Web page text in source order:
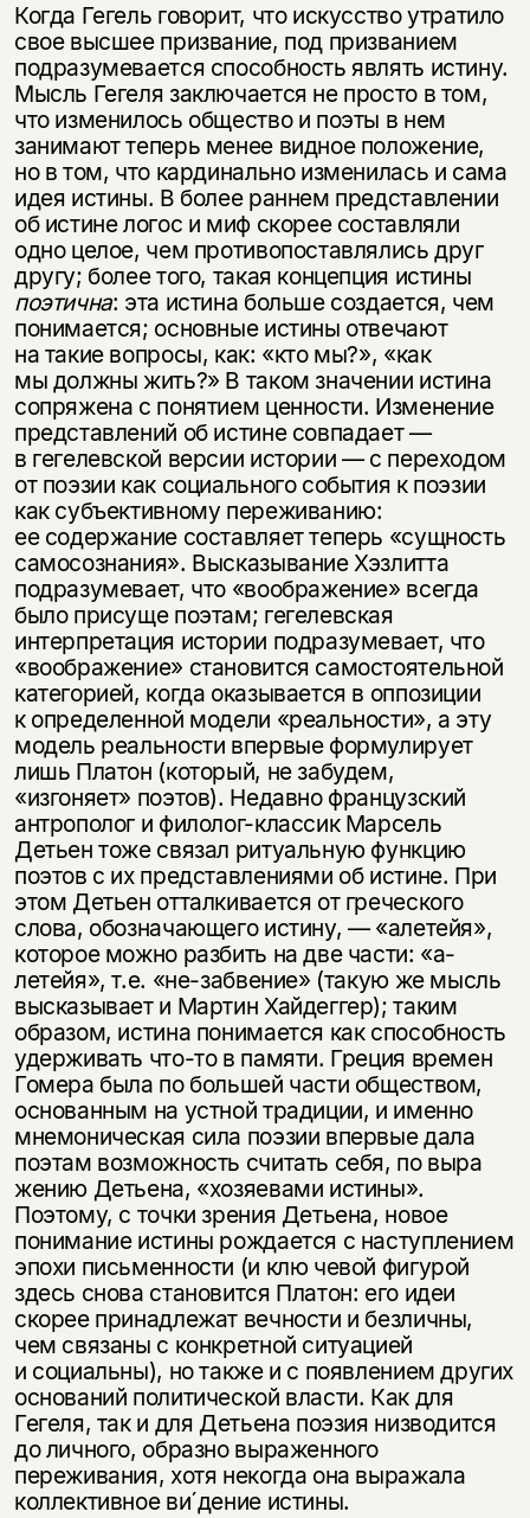
Когда Гегель говорит, что искусство утратило
свое высшее призвание, под призванием
подразумевается способность являть истину.
Мысль Гегеля заключается не просто в том,
что изменилось общество и поэты в нем
занимают теперь менее видное положение,
но в том, что кардинально изменилась и сама
идея истины. В более раннем представлении
об истине логос и миф скорее составляли
одно целое, чем противопоставлялись друг
другу; более того, такая концепция истины
поэтична: эта истина больше создается, чем
понимается; основные истины отвечают
на такие вопросы, как: «кто мы?», «как
мы должны жить?» В таком значении истина
сопряжена с понятием ценности. Изменение
представлений об истине совпадает —
в гегелевской версии истории — с переходом
от поэзии как социального события к поэзии
как субъективному переживанию:
ее содержание составляет теперь «сущность
самосознания». Высказывание Хэзлитта
подразумевает, что «воображение» всегда
было присуще поэтам; гегелевская
интерпретация истории подразумевает, что
«воображение» становится самостоятельной
категорией, когда оказывается в оппозиции
к определенной модели «реальности», а эту
модель реальности впервые формулирует
лишь Платон (который, не забудем,
«изгоняет» поэтов). Недавно французский
антрополог и филолог-классик Марсель
Детьен тоже связал ритуальную функцию
поэтов с их представлениями об истине. При
этом Детьен отталкивается от греческого
слова, обозначающего истину, — «алетейя»,
которое можно разбить на две части: «а-
летейя», т.е. «не-забвение» (такую же мысль
высказывает и Мартин Хайдеггер); таким
образом, истина понимается как способность
удерживать что-то в памяти. Греция времен
Гомера была по большей части обществом,
основанным на устной традиции, и именно
мнемоническая сила поэзии впервые дала
поэтам возможность считать себя, по выра
жению Детьена, «хозяевами истины».
Поэтому, с точки зрения Детьена, новое
понимание истины рождается с наступлением
эпохи письменности (и клю чевой фигурой
здесь снова становится Платон: его идеи
скорее принадлежат вечности и безличны,
чем связаны с конкретной ситуацией
и социальны), но также и с появлением других
оснований политической власти. Как для
Гегеля, так и для Детьена поэзия низводится
до личного, образно выраженного
переживания, хотя некогда она выражала
коллективное ви´дение истины.